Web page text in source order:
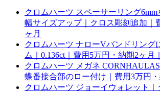
クロムハーツ スペーサーリング
幅サイズアップ｜クロス彫刻追加｜
ヶ月
クロムハーツ ナローVバンドリング
ム｜0.136ct｜費用5万円・納期2ヶ月
クロムハーツ メガネ
蝶番接合部のロー付け｜費用3万円
クロムハーツ ジョーイウォレット